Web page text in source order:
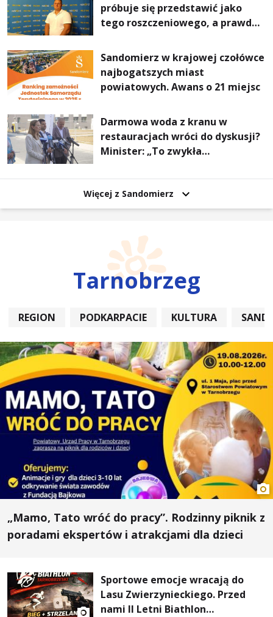
próbuje się przedstawić jako
tego roszczeniowego, a prawda
Sandomierz w krajowej czołówce
najbogatszych miast
powiatowych. Awans o 21 miejsc
Darmowa woda z kranu w
restauracjach wróci do dyskusji?
Minister: „To zwykła
Więcej z Sandomierz
Tarnobrzeg
REGION PODKARPACIE KULTURA
„Mamo, Tato wróć do pracy”. Rodzinny piknik z
poradami ekspertów i atrakcjami dla dzieci
Sportowe emocje wracają do
Lasu Zwierzynieckiego. Przed
nami II Letni Biathlon